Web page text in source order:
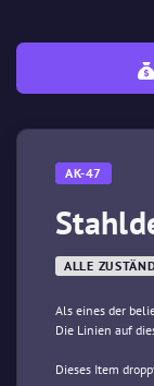
AK-47
ALLE
Als eines der
Die Linien auf
Dieses Item